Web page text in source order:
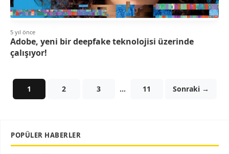
5 yıl önce
Adobe, yeni bir deepfake teknolojisi üzerinde
çalışıyor!
1 2 3 … 11 Sonraki →
POPÜLER HABERLER